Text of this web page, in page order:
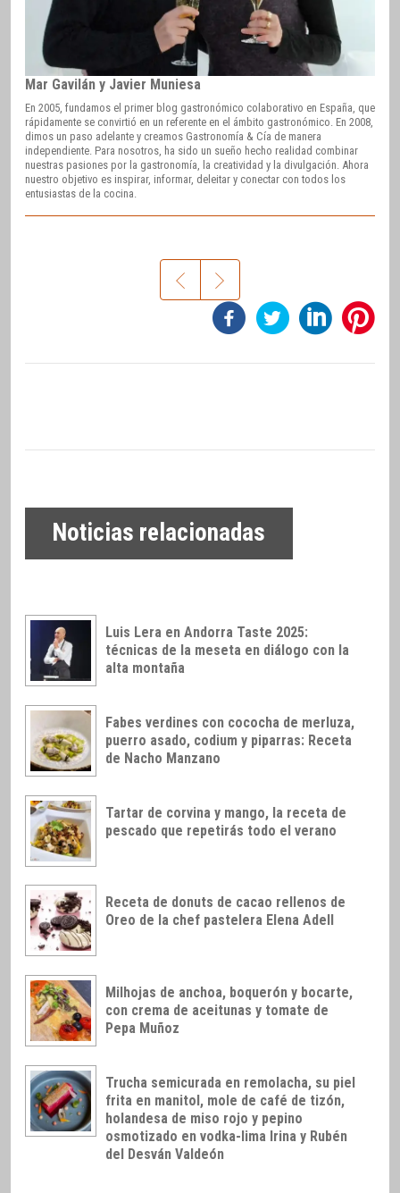
Mar Gavilán y Javier Muniesa
En 2005, fundamos el primer blog gastronómico colaborativo en España, que
rápidamente se convirtió en un referente en el ámbito gastronómico. En 2008,
dimos un paso adelante y creamos Gastronomía & Cía de manera
independiente. Para nosotros, ha sido un sueño hecho realidad combinar
nuestras pasiones por la gastronomía, la creatividad y la divulgación. Ahora
nuestro objetivo es inspirar, informar, deleitar y conectar con todos los
entusiastas de la cocina.
Noticias relacionadas
Luis Lera en Andorra Taste 2025:
técnicas de la meseta en diálogo con la
alta montaña
Fabes verdines con cococha de merluza,
puerro asado, codium y piparras: Receta
de Nacho Manzano
Tartar de corvina y mango, la receta de
pescado que repetirás todo el verano
Receta de donuts de cacao rellenos de
Oreo de la chef pastelera Elena Adell
Milhojas de anchoa, boquerón y bocarte,
con crema de aceitunas y tomate de
Pepa Muñoz
Trucha semicurada en remolacha, su piel
frita en manitol, mole de café de tizón,
holandesa de miso rojo y pepino
osmotizado en vodka-lima Irina y Rubén
del Desván Valdeón